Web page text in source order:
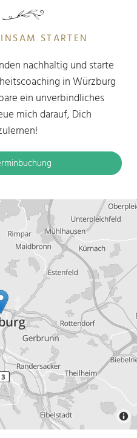
STARTEN
nachhaltig und starte
in Würzburg
ein unverbindliches
mich darauf, Dich